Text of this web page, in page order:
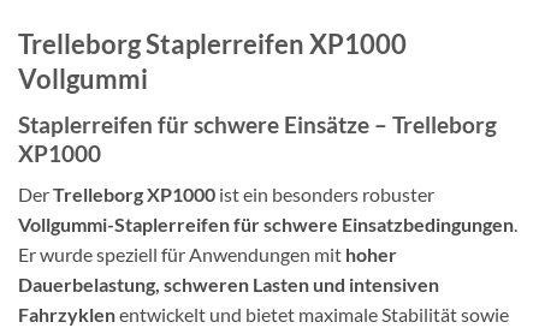
Trelleborg Staplerreifen XP1000
Vollgummi
Staplerreifen für schwere Einsätze – Trelleborg
XP1000
DerTrelleborg XP1000 ist ein besonders robuster
Vollgummi-Staplerreifen für schwere Einsatzbedingungen.
Er wurde speziell für Anwendungen mit hoher
Dauerbelastung, schweren Lasten und intensiven
Fahrzyklenentwickelt und bietet maximale Stabilität sowie